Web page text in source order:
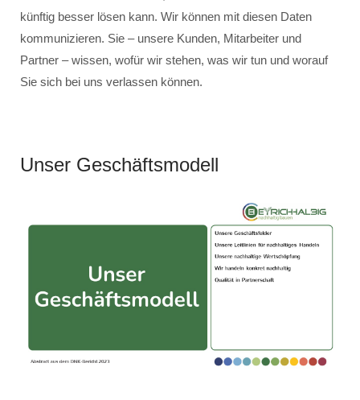
künftig besser lösen kann. Wir können mit diesen Daten
kommunizieren. Sie – unsere Kunden, Mitarbeiter und
Partner – wissen, wofür wir stehen, was wir tun und worauf
Sie sich bei uns verlassen können.
Unser Geschäftsmodell